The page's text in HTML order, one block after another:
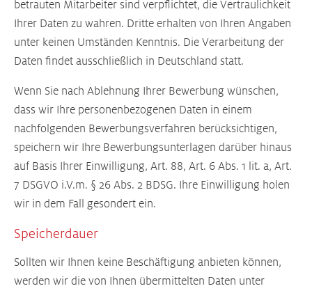
betrauten Mitarbeiter sind verpflichtet, die Vertraulichkeit
Ihrer Daten zu wahren. Dritte erhalten von Ihren Angaben
unter keinen Umständen Kenntnis. Die Verarbeitung der
Daten findet ausschließlich in Deutschland statt.
Wenn Sie nach Ablehnung Ihrer Bewerbung wünschen,
dass wir Ihre personenbezogenen Daten in einem
nachfolgenden Bewerbungsverfahren berücksichtigen,
speichern wir Ihre Bewerbungsunterlagen darüber hinaus
auf Basis Ihrer Einwilligung, Art. 88, Art. 6 Abs. 1 lit. a, Art.
7 DSGVO i.V.m. § 26 Abs. 2 BDSG. Ihre Einwilligung holen
wir in dem Fall gesondert ein.
Speicherdauer
Sollten wir Ihnen keine Beschäftigung anbieten können,
werden wir die von Ihnen übermittelten Daten unter